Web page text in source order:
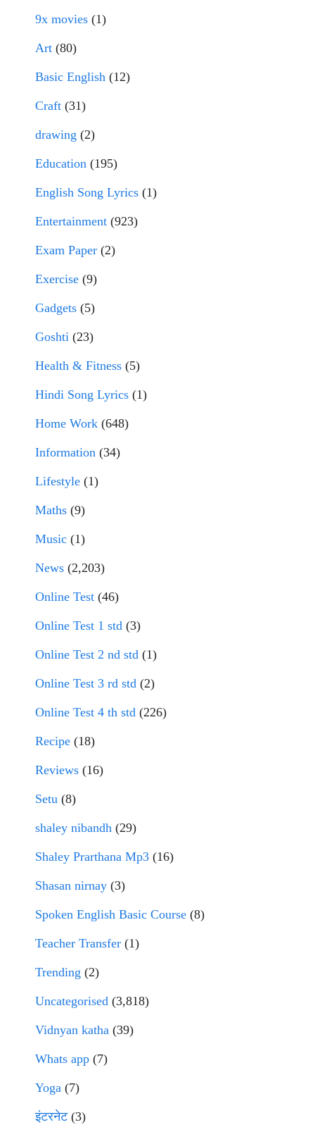
9x movies (1)
Art (80)
Basic English (12)
Craft (31)
drawing (2)
Education (195)
English Song Lyrics (1)
Entertainment (923)
Exam Paper (2)
Exercise (9)
Gadgets (5)
Goshti (23)
Health & Fitness (5)
Hindi Song Lyrics (1)
Home Work (648)
Information (34)
Lifestyle (1)
Maths (9)
Music (1)
News (2,203)
Online Test (46)
Online Test 1 std (3)
Online Test 2 nd std (1)
Online Test 3 rd std (2)
Online Test 4 th std (226)
Recipe (18)
Reviews (16)
Setu (8)
shaley nibandh (29)
Shaley Prarthana Mp3 (16)
Shasan nirnay (3)
Spoken English Basic Course (8)
Teacher Transfer (1)
Trending (2)
Uncategorised (3,818)
Vidnyan katha (39)
Whats app (7)
Yoga (7)
इंटरनेट(3)